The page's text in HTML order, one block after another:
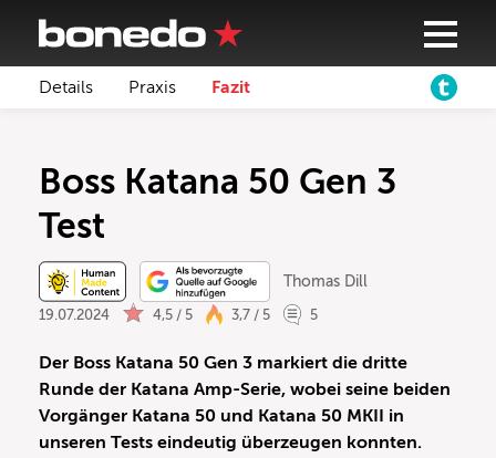
Details Praxis Fazit
Boss Katana 50 Gen 3
Test
Thomas Dill
19.07.2024 4,5 / 5 3,7 / 5 5
Der Boss Katana 50 Gen 3 markiert die dritte
Runde der Katana Amp-Serie, wobei seine beiden
Vorgänger Katana 50 und Katana 50 MKII in
unseren Tests eindeutig überzeugen konnten.